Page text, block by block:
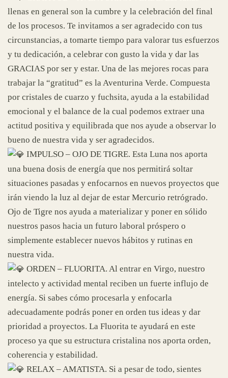
llenas en general son la cumbre y la celebración del final
de los procesos. Te invitamos a ser agradecido con tus
circunstancias, a tomarte tiempo para valorar tus esfuerzos
y tu dedicación, a celebrar con gusto la vida y dar las
GRACIAS por ser y estar. Una de las mejores rocas para
trabajar la “gratitud” es la Aventurina Verde. Compuesta
por cristales de cuarzo y fuchsita, ayuda a la estabilidad
emocional y el balance de la cual podemos extraer una
actitud positiva y equilibrada que nos ayude a observar lo
bueno de nuestra vida y ser agradecidos.
IMPULSO – OJO DE TIGRE. Esta Luna nos aporta
una buena dosis de energía que nos permitirá soltar
situaciones pasadas y enfocarnos en nuevos proyectos que
irán viendo la luz al dejar de estar Mercurio retrógrado.
Ojo de Tigre nos ayuda a materializar y poner en sólido
nuestros pasos hacia un futuro laboral próspero o
simplemente establecer nuevos hábitos y rutinas en
nuestra vida.
ORDEN – FLUORITA. Al entrar en Virgo, nuestro
intelecto y actividad mental reciben un fuerte influjo de
energía. Si sabes cómo procesarla y enfocarla
adecuadamente podrás poner en orden tus ideas y dar
prioridad a proyectos. La Fluorita te ayudará en este
proceso ya que su estructura cristalina nos aporta orden,
coherencia y estabilidad.
RELAX – AMATISTA. Si a pesar de todo, sientes